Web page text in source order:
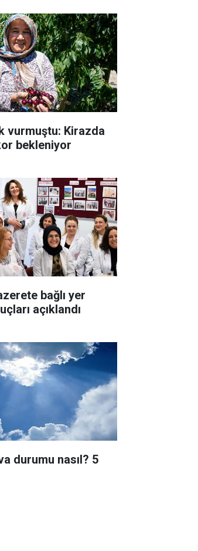
vurmuştu: Kirazda
bekleniyor
bağlı yer
açıklandı
durumu nasıl? 5